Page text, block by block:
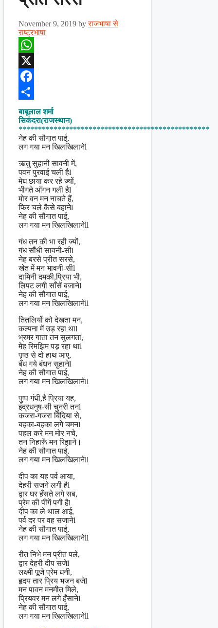
November 9, 2019 byराजभाषा से
राष्ट्रभाषा
WhatsApp
X
Facebook
Share
बाबूलाल शर्मा
सिकंदरा(राजस्थान)
*************************************************
नेह की सौगा़त पाई,
लग गया मन खिलखिलानेl
ऋतु सुहानी सावनी में,
पवन पुरवाई चली है‌l
मेघ छाया कर रहे ज्यों,
भीगते आँगन गली हैl
मोर वन मन नाचते हैं,
फिर चले कैसे बहानेl
नेह की सौगात पाई,
लग गया मन खिलखिलानेll
गंध तन की भा रही ज्यों,
गंध सौंधी सावनी-सीl
नेह बरसे प्रीत सरसे,
खेत में मन भावनी-सीl
दामिनी दमकी,प्रिया भी,
लिपट लगी साँसें बजानेl
नेह की सौगात पाई,
लग गया मन खिलखिलानेll
तितलियों को देखता मन,
कल्पना में उड़ रहा थाl
भ्रमर गाता तन सुलगता,
मेह रिमझिम पड़ रहा थाl
पृष्ठ से दो हाथ आए,
बँध गये बंधन सुहाने‌l
नेह की सौगात पाई,
लग गया मन खिलखिलानेll
पुष्प गंधी,है प्रिया यह,
इंद्रधनुष-सी चुनरी तनl
कजरा-गजरा बिंदिया से,
बहका-बहका लगे चमनl
पहल करे मन मोर नचे,
तन निहारूँ मन रिझाने।
नेह की सौगात पाई,
लग गया मन खिलखिलानेll
दीप का यह पर्व आया,
देहरी सजने लगी हैl
द्वार घर हँसते लगे सब,
प्रेम की पींगें पगी हैl
दीप का ले थाल आई,
पर्व दर पर वह सजानेl
नेह की सौगात पाई,
लग गया मन खिलखिलानेll
रीत निभे मन प्रीत पले,
द्वार देहरी दीप सजेl
लक्ष्मी पूजे प्रेम धनी,
हृदय तार प्रिय भजन बजेl
मन पावन मनमीत मिले,
प्रियवर मन लगे हँसानेl
नेह की सौगात पाई,
लग गया मन खिलखिलानेll